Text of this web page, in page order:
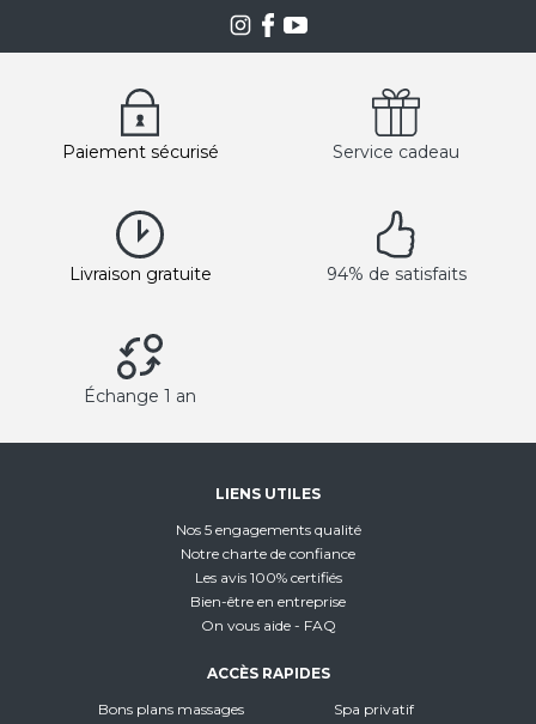
Paiement sécurisé Service cadeau
Livraison gratuite 94% de satisfaits
Échange 1 an
LIENS UTILES
Nos 5 engagements qualité
Notre charte de confiance
Les avis 100% certifiés
Bien-être en entreprise
On vous aide - FAQ
ACCÈS RAPIDES
Bons plans massages
Spa privatif